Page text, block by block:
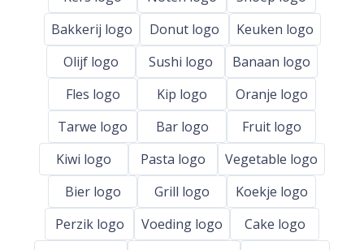
Bakkerij logo
Donut logo
Keuken logo
Olijf logo
Sushi logo
Banaan logo
Fles logo
Kip logo
Oranje logo
Tarwe logo
Bar logo
Fruit logo
Kiwi logo
Pasta logo
Vegetable logo
Bier logo
Grill logo
Koekje logo
Perzik logo
Voeding logo
Cake logo